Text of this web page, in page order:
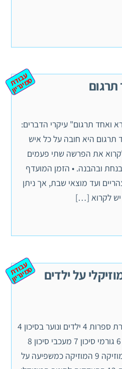
ע
ב
וד
ת
ס
מ
ינ
ר
יון
ואחד תרגום" עיקרי הדברים:
תרגום היא חובה על כל איש
את הפרשה שתי פעמים
ובהבנה. • הזמן המועדף
ועד מוצאי שבת, אך ניתן
יש לקרוא […]
על ילדים
ע
ב
וד
ת
ס
מ
ינ
ר
יון
תוכן העניינים מבוא 3 סקירת ספרות 4 ילדים ונוער בסיכון 4
הגדרה 4 התנהגויות סיכון 6 גורמי סיכון 7 מעכבי סיכון 8
חינוך מוזיקלי 9 הטיפול במוזיקה 9 המוזיקה כמשפיעה על